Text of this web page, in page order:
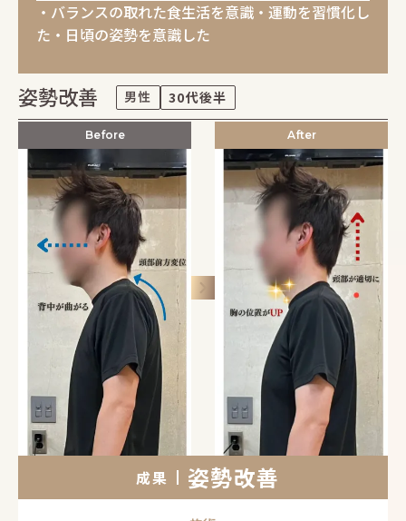
・バランスの取れた食生活を意識・運動を習慣化し
た・日頃の姿勢を意識した
姿勢改善 男性 30代後半
Before
keyboard_arrow_right
After
成果 姿勢改善